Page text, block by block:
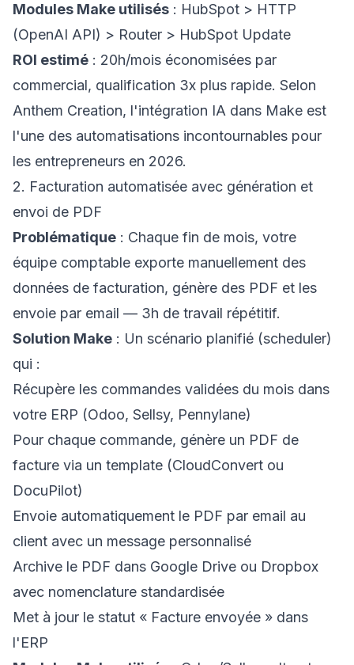
Modules Make utilisés : HubSpot > HTTP
(OpenAI API) > Router > HubSpot Update
ROI estimé : 20h/mois économisées par
commercial, qualification 3x plus rapide. Selon
Anthem Creation, l'intégration IA dans Make est
l'une des automatisations incontournables pour
les entrepreneurs en 2026.
2. Facturation automatisée avec génération et
envoi de PDF
Problématique : Chaque fin de mois, votre
équipe comptable exporte manuellement des
données de facturation, génère des PDF et les
envoie par email — 3h de travail répétitif.
Solution Make : Un scénario planifié (scheduler)
qui :
Récupère les commandes validées du mois dans
votre ERP (Odoo, Sellsy, Pennylane)
Pour chaque commande, génère un PDF de
facture via un template (CloudConvert ou
DocuPilot)
Envoie automatiquement le PDF par email au
client avec un message personnalisé
Archive le PDF dans Google Drive ou Dropbox
avec nomenclature standardisée
Met à jour le statut « Facture envoyée » dans
l'ERP